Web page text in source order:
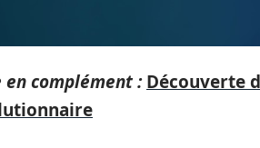
en complément : Découverte